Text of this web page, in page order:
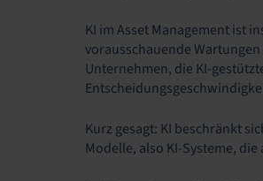
KI im Asset Management ist
vorausschauende
Unternehmen, die KI-
Kurz gesagt: KI beschränkt
Modelle, also KI-Systeme,